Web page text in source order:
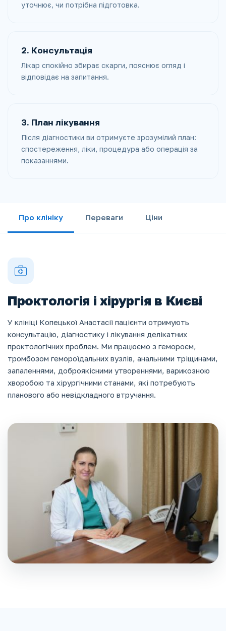
уточнює, чи потрібна підготовка.
2. Консультація
Лікар спокійно збирає скарги, пояснює огляд і
відповідає на запитання.
3. План лікування
Після діагностики ви отримуєте зрозумілий план:
спостереження, ліки, процедура або операція за
показаннями.
Про клініку Переваги Ціни
Проктологія і хірургія в Києві
У клініці Копецької Анастасії пацієнти отримують
консультацію, діагностику і лікування делікатних
проктологічних проблем. Ми працюємо з гемороєм,
тромбозом гемороїдальних вузлів, анальними тріщинами,
запаленнями, доброякісними утвореннями, варикозною
хворобою та хірургічними станами, які потребують
планового або невідкладного втручання.